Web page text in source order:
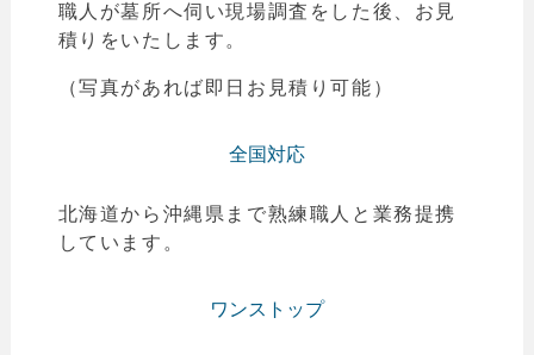
職人が墓所へ伺い現場調査をした後、お見
積りをいたします。
（写真があれば即日お見積り可能）
全国対応
北海道から沖縄県まで熟練職人と業務提携
しています。
ワンストップ